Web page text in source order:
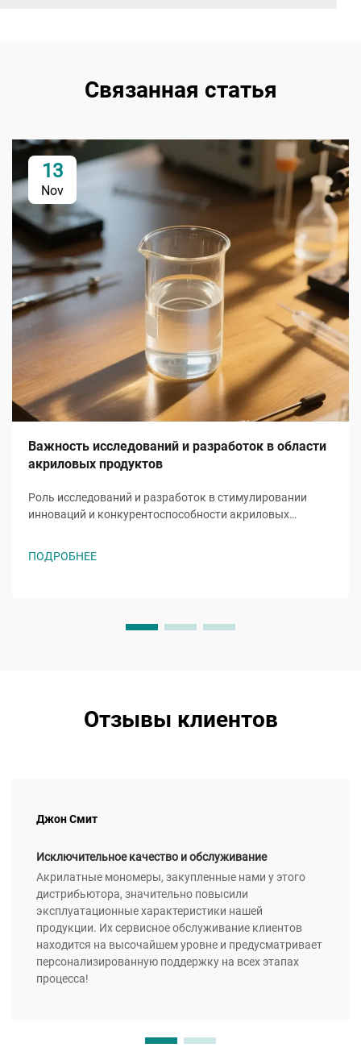
Связанная статья
13
Nov
Важность исследований и разработок в области
акриловых продуктов
Роль исследований и разработок в стимулировании
инноваций и конкурентоспособности акриловых
расширить возможности применения акриловых
ПОДРОБНЕЕ
Отзывы клиентов
Джон Смит
Исключительное качество и обслуживание
Акрилатные мономеры, закупленные нами у этого
дистрибьютора, значительно повысили
эксплуатационные характеристики нашей
продукции. Их сервисное обслуживание клиентов
находится на высочайшем уровне и предусматривает
персонализированную поддержку на всех этапах
процесса!